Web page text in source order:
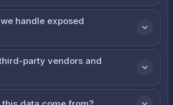
handle exposed
party vendors and